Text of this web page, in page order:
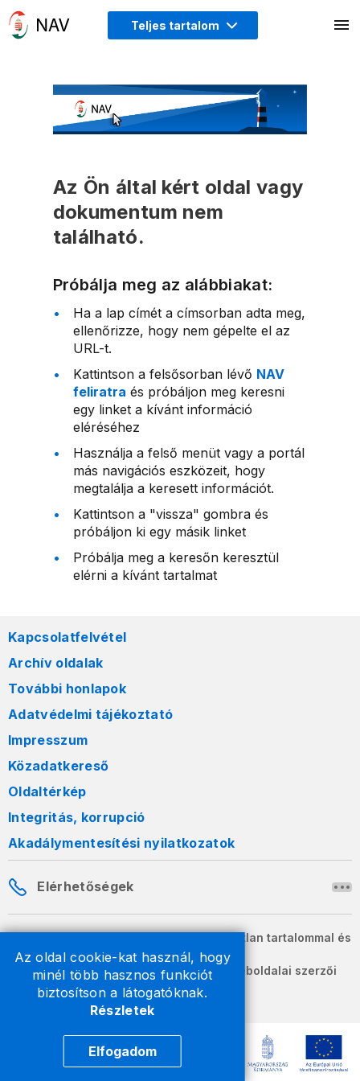
Az oldal cookie-kat használ, hogy
minél több hasznos funkciót
biztosítson a látogatóknak.
Részletek
Elfogadom
Teljes tartalom
Az Ön által kért oldal vagy
dokumentum nem
található.
Próbálja meg az alábbiakat:
Ha a lap címét a címsorban adta meg,
ellenőrizze, hogy nem gépelte el az
URL-t.
Kattintson a felsősorban lévő NAV
feliratra és próbáljon meg keresni
egy linket a kívánt információ
eléréséhez
Használja a felső menüt vagy a portál
más navigációs eszközeit, hogy
megtalálja a keresett információt.
Kattintson a "vissza" gombra és
próbáljon ki egy másik linket
Próbálja meg a keresőn keresztül
elérni a kívánt tartalmat
Kapcsolatfelvétel
Archív oldalak
További honlapok
Adatvédelmi tájékoztató
Impresszum
Közadatkereső
Oldaltérkép
Integritás, korrupció
Akadálymentesítési nyilatkozatok
Elérhetőségek
A honlapon szereplő információk változatlan tartalommal és
formában szabadon terjeszthetők.
2026 © A Nemzeti Adó- és Vámhivatal weboldalai szerzői
jogvédelem alatt állnak.